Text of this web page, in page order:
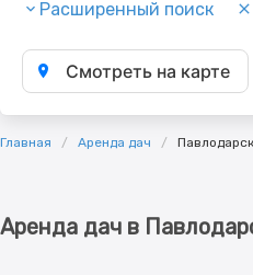
Расширенный поиск
Смотреть на карте
Главная Аренда дач
Аренда дач в